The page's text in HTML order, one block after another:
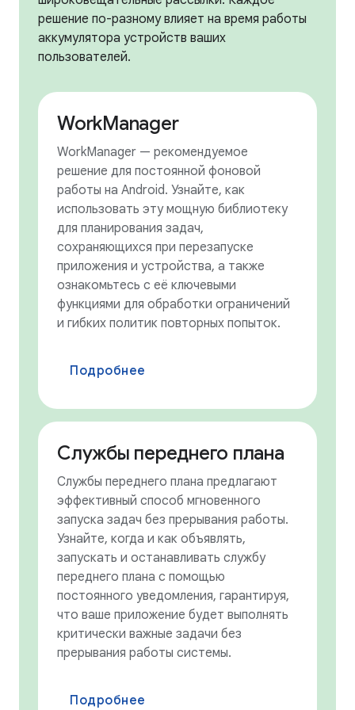
решение по-разному влияет на время работы
аккумулятора устройств ваших
пользователей.
WorkManager
WorkManager — рекомендуемое
решение для постоянной фоновой
работы на Android. Узнайте, как
использовать эту мощную библиотеку
для планирования задач,
сохраняющихся при перезапуске
приложения и устройства, а также
ознакомьтесь с её ключевыми
функциями для обработки ограничений
и гибких политик повторных попыток.
Подробнее
Службы переднего плана
Службы переднего плана предлагают
эффективный способ мгновенного
запуска задач без прерывания работы.
Узнайте, когда и как объявлять,
запускать и останавливать службу
переднего плана с помощью
постоянного уведомления, гарантируя,
что ваше приложение будет выполнять
критически важные задачи без
прерывания работы системы.
Подробнее